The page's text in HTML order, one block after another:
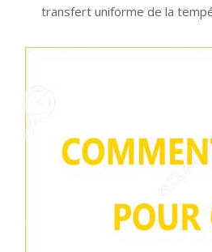
transfert uniforme de la